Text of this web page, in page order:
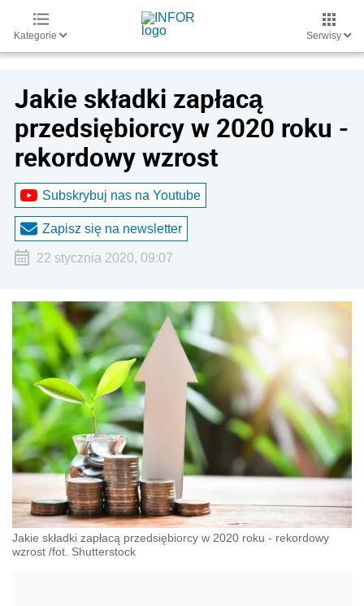
Kategorie Serwisy
Jakie składki zapłacą
przedsiębiorcy w 2020 roku -
rekordowy wzrost
Subskrybuj nas na Youtube
Zapisz się na newsletter
22 stycznia 2020, 09:07
Jakie składki zapłacą przedsiębiorcy w 2020 roku - rekordowy
wzrost /fot. Shutterstock